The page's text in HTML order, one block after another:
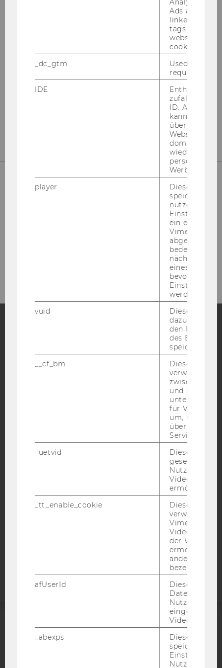
UNSERE SOCIAL MEDIA KANÄLE
Bitte klicken Sie hier um sich für
Blog
Bluesky
BARRIEREFREIHEITSERKLÄRUNG WEBSEITE
DATENSCHUTZERKLÄRUNG SOCIAL MEDIA
STUDIENBEWERBER*INNEN UND STUDIERENDE
Barrierefreiheitserklärung
ACCREDITED BY:
Analytics and
Ads accounts
linked, the
tags on the
website read
cookie.
_dc_gtm
Used to
request rate.
IDE
Enthält eine
ID. Anhand
kann Google
über
Websites
Werbung
player
Dieses Cookie
speichert
ein
Vimeo-Video
abgespielt
bedeutet,
nächsten
eines Vimeo-
bevorzugten
werden.
vuid
Dieser
dazu
den
des
speichern.
__cf_bm
Dieses
verwendet,
zwischen
und Bots zu
für Vimeo
um, um
über die
Service zu
_uetvid
Dieses
gesetzt, um
Nutzung des
Videoplayers
ermöglichen
_tt_enable_cookie
Dieses
verwendet,
Vimeo-
der WU-
ermöglichen
andere nicht
bezeichnete
afUserId
Dieses
Daten von
Videos
_abexps
Dieses Cookie
speichert
Nutzer*in, zB.